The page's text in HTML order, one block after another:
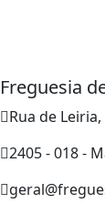
Freguesia
Rua de Leiria,
2405 - 018 -